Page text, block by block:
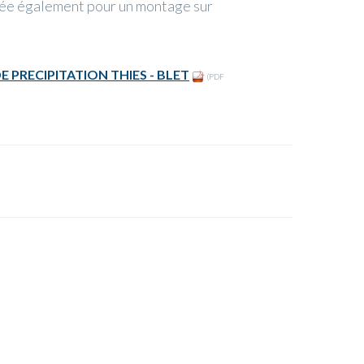
également pour un montage sur
PRECIPITATION THIES - BLET (PDF